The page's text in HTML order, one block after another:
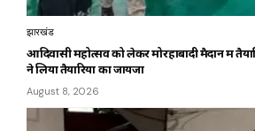
झारखंड
आदिवासी महोत्सव को लेकर मोरहाबादी मैदान में
ने लिया तैयारियों का जायजा
August 8, 2026